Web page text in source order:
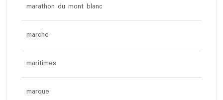
marathon du mont blanc
marche
maritimes
marque